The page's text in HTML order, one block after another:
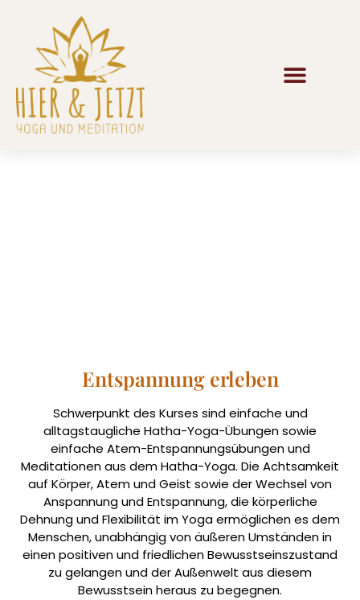
Entspannung erleben
Schwerpunkt des Kurses sind einfache und
alltagstaugliche Hatha-Yoga-Übungen sowie
einfache Atem-Entspannungsübungen und
Meditationen aus dem Hatha-Yoga. Die Achtsamkeit
auf Körper, Atem und Geist sowie der Wechsel von
Anspannung und Entspannung, die körperliche
Dehnung und Flexibilität im Yoga ermöglichen es dem
Menschen, unabhängig von äußeren Umständen in
einen positiven und friedlichen Bewusstseinszustand
zu gelangen und der Außenwelt aus diesem
Bewusstsein heraus zu begegnen.